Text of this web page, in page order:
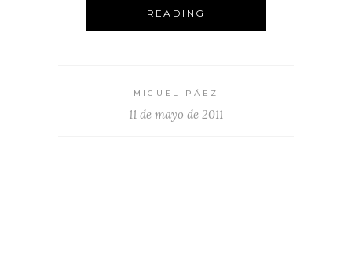
READING
MIGUEL PÁEZ
11 de mayo de 2011